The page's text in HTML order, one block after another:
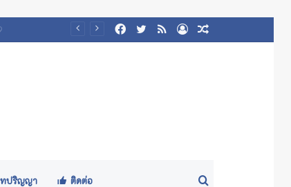
Log
RSS
Twitter
Facebook
ทปริญญา ติดต่อ